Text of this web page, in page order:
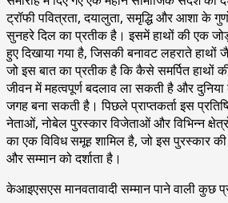
ट्रॉफी पवित्रता, दयालुता, समृद्धि और आशा के
सुनहरे दिल का प्रतीक है। इसमें हाथों की एक
हुए दिखाया गया है, जिसकी बनावट लहराते
जो इस बात का प्रतीक है कि कैसे समर्पित हाथों
जीवन में महत्वपूर्ण बदलाव ला सकती है और
जगह बना सकती है। पिछले प्राप्तकर्ता इस
नेताओं, नोबेल पुरस्कार विजेताओं और विभिन्न
का एक विविध समूह शामिल है, जो इस पुरस्कार
और सम्मान को दर्शाता है।
केआइएसएस मानवतावादी सम्मान पाने वाली कुछ